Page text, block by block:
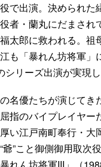
で出演。決められた
者・蘭丸にだまされ
太郎に救われる。祖
も「暴れん坊将軍」
シリーズ出演が実現し
名優たちが演じてき
指のバイプレイヤー
い江戸南町奉行・大
爺”こと御側御用取次